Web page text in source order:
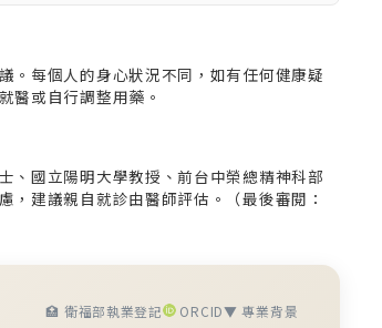
。每個人的身心狀況不同，如有任何健康疑
醫或自行調整用藥。
、國立陽明大學教授、前台中榮總精神科部
建議親自就診由醫師評估。（最後審閱：
🏥 衛福部執業登記 ORCID▼ 專業背景